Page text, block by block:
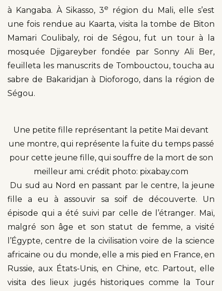
à Kangaba. À Sikasso, 3e
région du Mali, elle s’est
une fois rendue au Kaarta, visita la tombe de Biton
Mamari Coulibaly, roi de Ségou, fut un tour à la
mosquée Djigareyber fondée par Sonny Ali Ber,
feuilleta les manuscrits de Tombouctou, toucha au
sabre de Bakaridjan à Dioforogo, dans la région de
Ségou.
Une petite fille représentant la petite Maï devant
une montre, qui représente la fuite du temps passé
pour cette jeune fille, qui souffre de la mort de son
meilleur ami. crédit photo: pixabay.com
Du sud au Nord en passant par le centre, la jeune
fille a eu à assouvir sa soif de découverte. Un
épisode qui a été suivi par celle de l’étranger. Maï,
malgré son âge et son statut de femme, a visité
l’Égypte, centre de la civilisation voire de la science
africaine ou du monde, elle a mis pied en France, en
Russie, aux États-Unis, en Chine, etc. Partout, elle
visita des lieux jugés historiques comme la Tour